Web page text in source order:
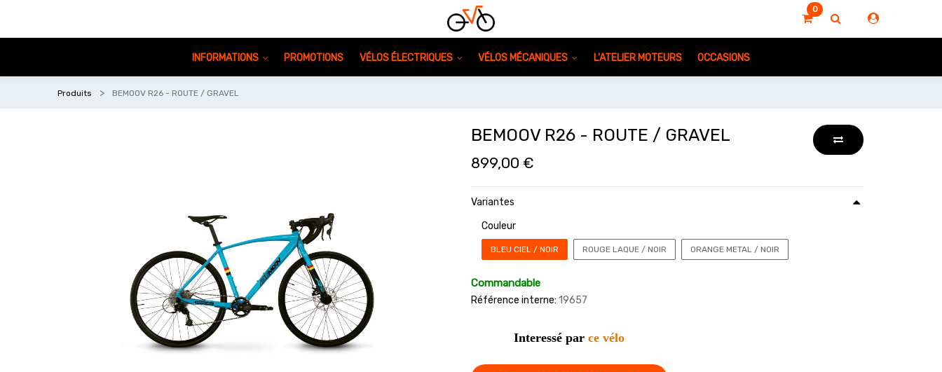
0
INFORMATIONS PROMOTIONS VÉLOS ÉLECTRIQUES VÉLOS MÉCANIQUES L'ATELIER MOTEURS OCCASIONS
Produits BEMOOV R26 - ROUTE / GRAVEL
BEMOOV R26 - ROUTE / GRAVEL
899,00 €
Variantes
Couleur
BLEU CIEL / NOIR ROUGE LAQUE / NOIR ORANGE METAL / NOIR
Commandable
Référence interne: 19657
Interessé par ce vélo